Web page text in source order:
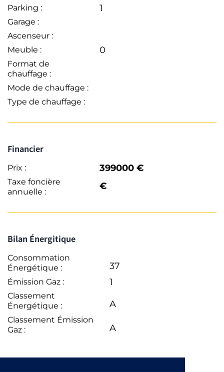
Parking : 1
Garage :
Ascenseur :
Meuble :
0
Format de
chauffage :
Mode de chauffage :
Type de chauffage :
Financier
Prix : 399000 €
Taxe foncière
annuelle :
€
Bilan Énergitique
Consommation
Énergétique :
37
Émission Gaz : 1
Classement
Énergétique :
A
Classement Émission
Gaz :
A